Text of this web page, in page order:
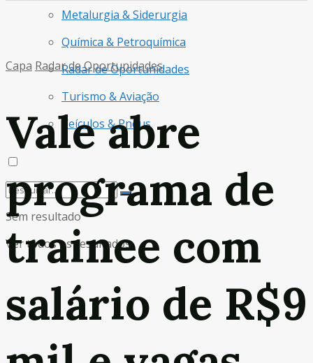
Metalurgia & Siderurgia
Química & Petroquímica
Radar de Oportunidades
Turismo & Aviação
Veículos & Pneus
Sem resultado
Ver todos os resultados
Capa Radar de Oportunidades
Vale abre
programa de
trainee com
salário de R$9